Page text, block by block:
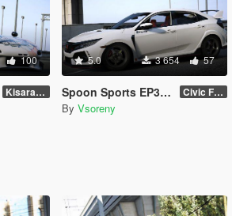
100
Kisaragi Chihaya
5.0 3 654 57
Spoon Sports EP3 / FK8 Paintjobs Civic FK8
By Vsoreny